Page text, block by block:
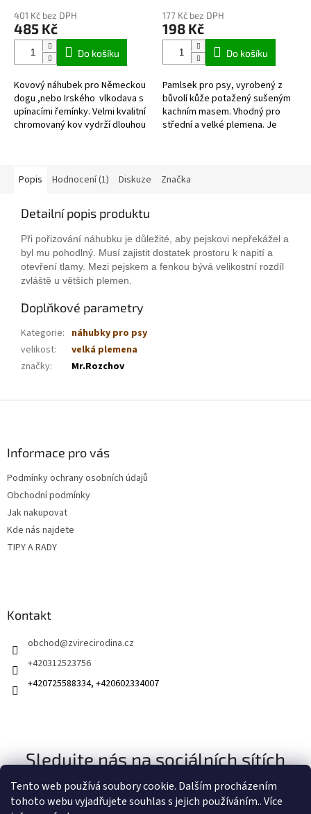
Tento web používá soubory cookie. Dalším procházením
tohoto webu vyjadřujete souhlas s jejich používáním.. Více
401 Kč bez DPH
485 Kč
Do košíku
Kovový náhubek pro Německou
dogu ,nebo Irského vlkodava s
upínacími řemínky. Velmi kvalitní
chromovaný kov vydrží dlouhou
177 Kč bez DPH
198 Kč
Do košíku
Pamlsek pro psy, vyrobený z
bůvolí kůže potažený sušeným
kachním masem. Vhodný pro
střední a velké plemena. Je
Popis Hodnocení (1) Diskuze Značka
Detailní popis produktu
Při pořizování náhubku je důležité, aby pejskovi nepřekážel a
byl mu pohodlný. Musí zajistit dostatek prostoru k napití a
otevření tlamy. Mezi pejskem a fenkou bývá velikostní rozdíl
zvláště u větších plemen.
Doplňkové parametry
Kategorie: náhubky pro psy
velikost:
velká plemena
značky: Mr.Rozchov
Informace pro vás
Podmínky ochrany osobních údajů
Obchodní podmínky
Jak nakupovat
Kde nás najdete
TIPY A RADY
Kontakt
obchod@zvirecirodina.cz
+420312523756
+420725588334, +420602334007
Sledujte nás na sociálních sítích